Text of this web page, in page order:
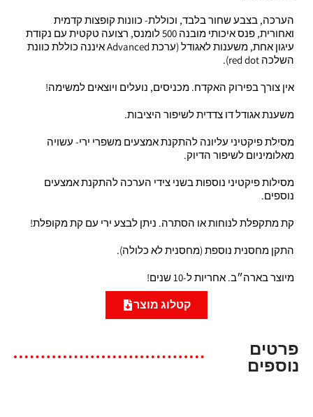
הערכה, בצבע שחור בלבד, וכוללת- כוונות קופצות קדמית
ואחורית, פנס איכותי מובנה 500 לומנס, רצועה טקטית עם נקודת
עיגון אחת, משענות לאגודל (ערכת Advanced איננה כוללת כוונת
השלכה red dot).
אין צורך בפירוק האקדח. מכניסים, נועלים ויוצאים למשימה!
משענת אגודל דו צדדית לשיפור היציבות.
מסילת פיקטיני עליונה להתקנת אמצעים משפרי ירי- עשויה
מאלומיניום לשיפור הדיוק.
מסילות פיקטיני נוספות בשני צידי הערכה להתקנת אמצעים
נוספים.
קת מתקפלת לנוחות או הסתרה. ניתן לבצע ירי עם קת מקופלת!
התקן מחסנית נוספת (מחסנית לא כלולה).
מיוצר בארה״ב. אחריות ל-10 שנים!
קטלוג מוצר
פרטים
נוספים